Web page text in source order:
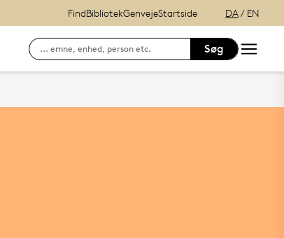
Find
Søg efter kontaktinformation på ansatte
BibliotekGenveje
E-læring (itslearning)
Startside DA/ EN
Søg